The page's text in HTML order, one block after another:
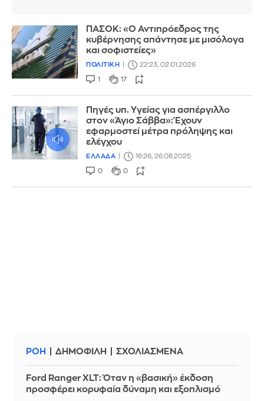
ΠΑΣΟΚ: «Ο Αντιπρόεδρος της
κυβέρνησης απάντησε με μισόλογα
και σοφιστείες»
ΠΟΛΙΤΙΚΗ 22:23, 02.01.2026
1 17
Πηγές υπ. Υγείας για ασπέργιλλο
στον «Άγιο Σάββα»: Έχουν
εφαρμοστεί μέτρα πρόληψης και
ελέγχου
ΕΛΛΑΔΑ 16:26, 26.08.2025
0 0
ΡΟΗ ΔΗΜΟΦΙΛΗ ΣΧΟΛΙΑΣΜΕΝΑ
Ford Ranger XLT: Όταν η «βασική» έκδοση
προσφέρει κορυφαία δύναμη και εξοπλισμό